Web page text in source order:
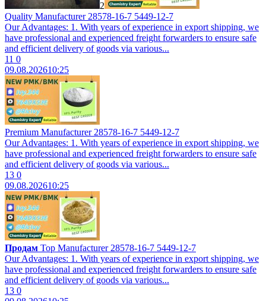
2
Quality Manufacturer 28578-16-7 5449-12-7
Our Advantages: 1. With years of experience in export shipping, we
have professional and experienced freight forwarders to ensure safe
and efficient delivery of goods via various...
11 0
09.08.202610:25
Premium Manufacturer 28578-16-7 5449-12-7
Our Advantages: 1. With years of experience in export shipping, we
have professional and experienced freight forwarders to ensure safe
and efficient delivery of goods via various...
13 0
09.08.202610:25
Продам Top Manufacturer 28578-16-7 5449-12-7
Our Advantages: 1. With years of experience in export shipping, we
have professional and experienced freight forwarders to ensure safe
and efficient delivery of goods via various...
13 0